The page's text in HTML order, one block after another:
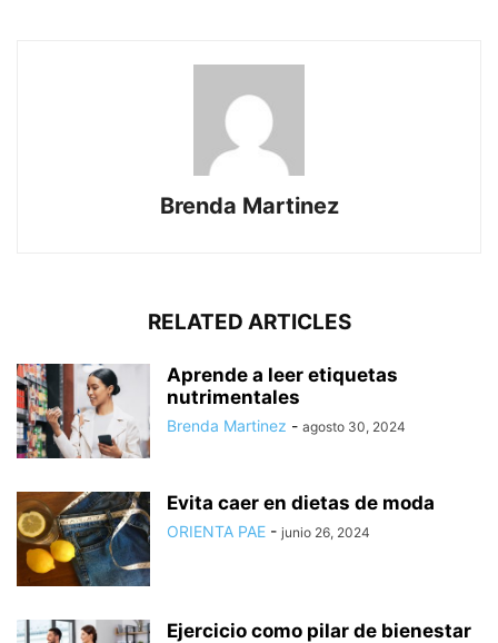
Brenda Martinez
RELATED ARTICLES
Aprende a leer etiquetas
nutrimentales
Brenda Martinez - agosto 30, 2024
Evita caer en dietas de moda
ORIENTA PAE - junio 26, 2024
Ejercicio como pilar de bienestar